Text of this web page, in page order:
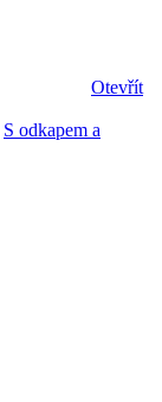
Otevřít
S odkapem a